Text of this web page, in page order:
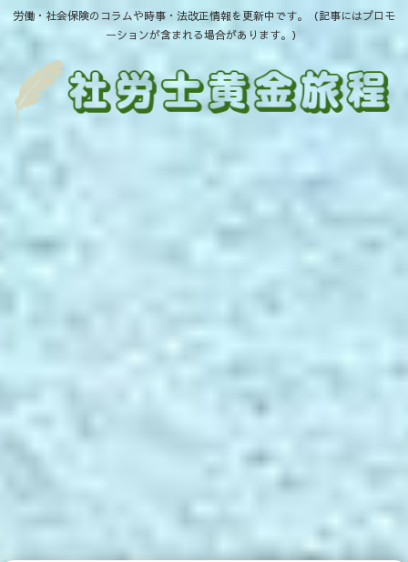
労働・社会保険のコラムや時事・法改正情報を更新中です。（記事にはプロモ
ーションが含まれる場合があります。）